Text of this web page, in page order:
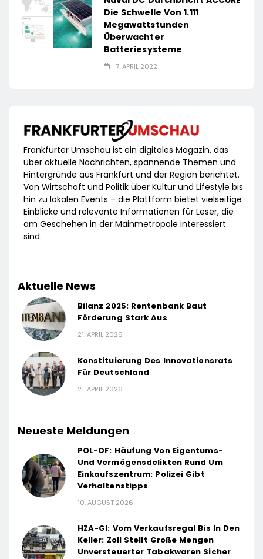
Die Schwelle Von 1.111
Megawattstunden
Überwachter
Batteriesysteme
7. APRIL 2022
Frankfurter Umschau ist ein digitales Magazin, das
über aktuelle Nachrichten, spannende Themen und
Hintergründe aus Frankfurt und der Region berichtet.
Von Wirtschaft und Politik über Kultur und Lifestyle bis
hin zu lokalen Events – die Plattform bietet vielseitige
Einblicke und relevante Informationen für Leser, die
am Geschehen in der Mainmetropole interessiert
sind.
Aktuelle News
Bilanz 2025: Rentenbank Baut
Förderung Stark Aus
21. APRIL 2026
Konstituierung Des Innovationsrats
Für Deutschland
21. APRIL 2026
Neueste Meldungen
POL-OF: Häufung Von Eigentums-
Und Vermögensdelikten Rund Um
Einkaufszentrum: Polizei Gibt
Verhaltenstipps
10. AUGUST 2026
HZA-GI: Vom Verkaufsregal Bis In Den
Keller: Zoll Stellt Große Mengen
Unversteuerter Tabakwaren Sicher